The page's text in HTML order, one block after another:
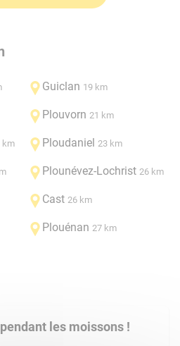
Guiclan 19 km
Plouvorn 21 km
km Ploudaniel 23 km
Plounévez-Lochrist 26 km
Cast 26 km
Plouénan 27 km
les moissons !